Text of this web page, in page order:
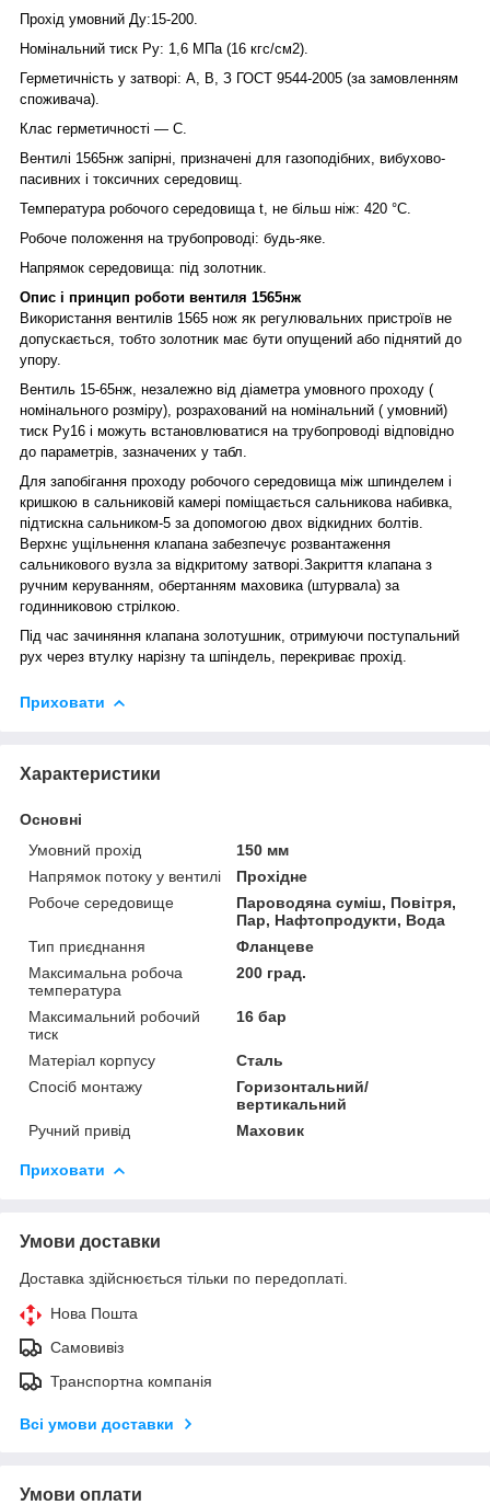
Прохід умовний Ду:15-200.
Номінальний тиск Ру: 1,6 МПа (16 кгс/см2).
Герметичність у затворі: А, В, З ГОСТ 9544-2005 (за замовленням
споживача).
Клас герметичності — С.
Вентилі 1565нж запірні, призначені для газоподібних, вибухово-
пасивних і токсичних середовищ.
Температура робочого середовища t, не більш ніж: 420 °C.
Робоче положення на трубопроводі: будь-яке.
Напрямок середовища: під золотник.
Опис і принцип роботи вентиля 1565нж
Використання вентилів 1565 нож як регулювальних пристроїв не
допускається, тобто золотник має бути опущений або піднятий до
упору.
Вентиль 15-65нж, незалежно від діаметра умовного проходу (
номінального розміру), розрахований на номінальний ( умовний)
тиск Ру16 і можуть встановлюватися на трубопроводі відповідно
до параметрів, зазначених у табл.
Для запобігання проходу робочого середовища між шпинделем і
кришкою в сальниковій камері поміщається сальникова набивка,
підтискна сальником-5 за допомогою двох відкидних болтів.
Верхнє ущільнення клапана забезпечує розвантаження
сальникового вузла за відкритому затворі.Закриття клапана з
ручним керуванням, обертанням маховика (штурвала) за
годинниковою стрілкою.
Під час зачиняння клапана золотушник, отримуючи поступальний
рух через втулку нарізну та шпіндель, перекриває прохід.
Приховати
Характеристики
Основні
Умовний прохід
150 мм
Напрямок потоку у вентилі
Прохідне
Робоче середовище
Пароводяна суміш, Повітря,
Пар, Нафтопродукти, Вода
Тип приєднання
Фланцеве
Максимальна робоча
температура
200 град.
Максимальний робочий
тиск
16 бар
Матеріал корпусу
Сталь
Спосіб монтажу
Горизонтальний/
вертикальний
Ручний привід
Маховик
Приховати
Умови доставки
Доставка здійснюється тільки по передоплаті.
Нова Пошта
Самовивіз
Транспортна компанія
Всі умови доставки
Умови оплати